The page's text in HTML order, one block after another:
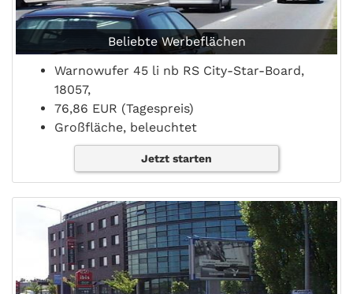
Beliebte Werbeflächen
Warnowufer 45 li nb RS City-Star-Board,
18057,
76,86 EUR (Tagespreis)
Großfläche, beleuchtet
Jetzt starten